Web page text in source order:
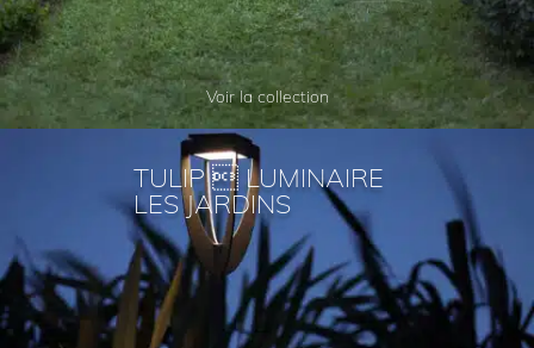
Voir la collection
TULIP  LUMINAIRE
LES JARDINS